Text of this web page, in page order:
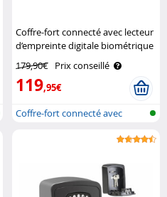
Coffre-fort connecté avec lecteur
d’empreinte digitale biométrique
179,90€ Prix conseillé
119,95€
Coffre-fort connecté avec